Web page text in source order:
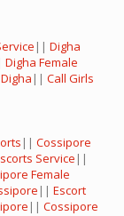
|| Digha
Digha Female
|| Call Girls
|| Cossipore
Service ||
Female
|| Escort
|| Cossipore